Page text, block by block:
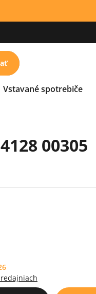
Vstavané spotrebiče
00305